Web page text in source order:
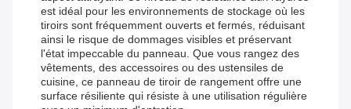
est idéal pour les environnements de stockage où les
tiroirs sont fréquemment ouverts et fermés, réduisant
ainsi le risque de dommages visibles et préservant
l'état impeccable du panneau. Que vous rangez des
vêtements, des accessoires ou des ustensiles de
cuisine, ce panneau de tiroir de rangement offre une
surface résiliente qui résiste à une utilisation régulière